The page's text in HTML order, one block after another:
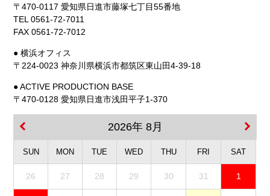
〒470-0117 愛知県日進市藤塚七丁目55番地
TEL 0561-72-7011
FAX 0561-72-7012
● 横浜オフィス
〒224-0023 神奈川県横浜市都筑区東山田4-39-18
● ACTIVE PRODUCTION BASE
〒470-0128 愛知県日進市浅田平子1-370
2026年 8月
SUN MON TUE WED THU FRI SAT
26 27 28 29 30 31 1